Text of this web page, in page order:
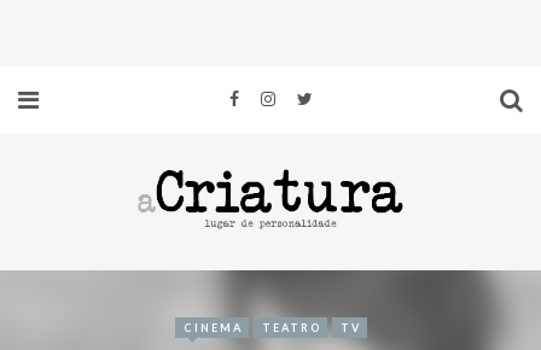
CINEMA TEATRO TV